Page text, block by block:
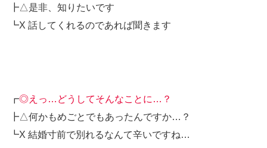
┣△是非、知りたいです
┗X 話してくれるのであれば聞きます
┏◎えっ…どうしてそんなことに…？
┣△何かもめごとでもあったんですか…？
┗X 結婚寸前で別れるなんて辛いですね…